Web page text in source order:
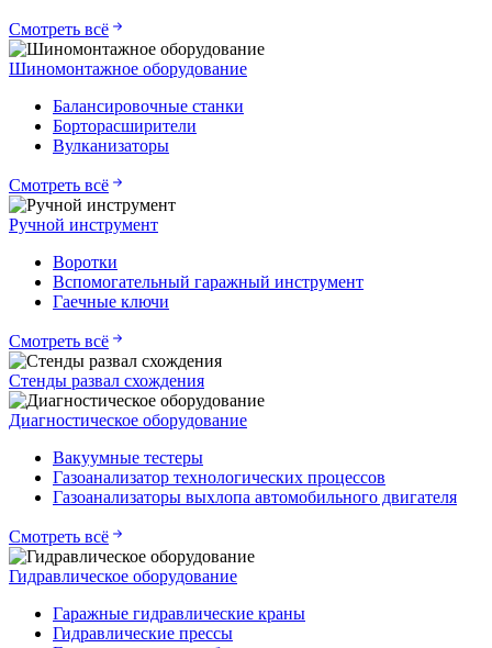
Смотреть всё
Шиномонтажное оборудование
Балансировочные станки
Борторасширители
Вулканизаторы
Смотреть всё
Ручной инструмент
Воротки
Вспомогательный гаражный инструмент
Гаечные ключи
Смотреть всё
Стенды развал схождения
Диагностическое оборудование
Вакуумные тестеры
Газоанализатор технологических процессов
Газоанализаторы выхлопа автомобильного двигателя
Смотреть всё
Гидравлическое оборудование
Гаражные гидравлические краны
Гидравлические прессы